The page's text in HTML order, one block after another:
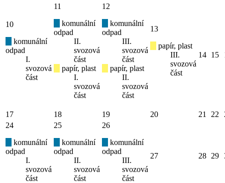
10
komunální
odpad
I.
svozová
část
11
komunální
odpad
II.
svozová
část
papír, plast
I.
svozová
část
12
komunální
odpad
III.
svozová
část
papír, plast
II.
svozová
část
13
papír, plast
III.
svozová
část
14 15
17 18 19 20 21 22
24
komunální
odpad
I.
svozová
část
25
komunální
odpad
II.
svozová
část
26
komunální
odpad
III.
svozová
část
27 28 29